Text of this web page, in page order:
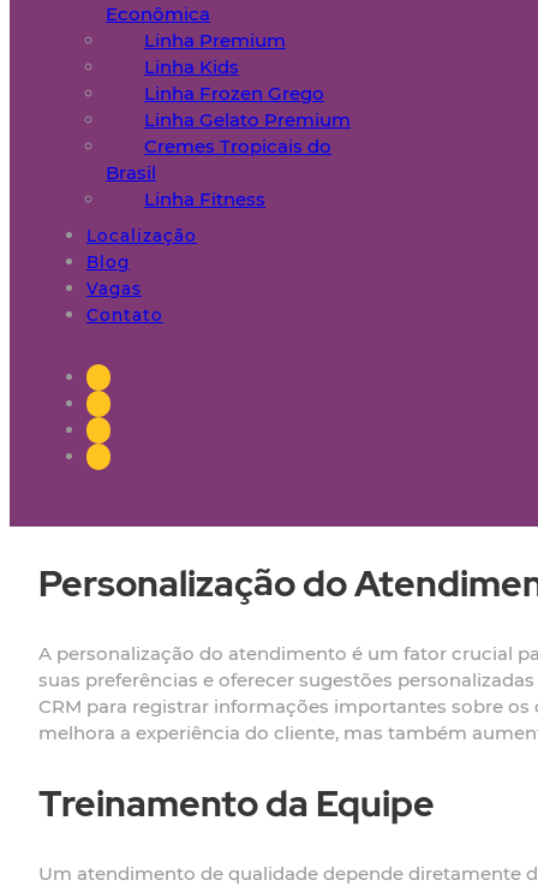
Econômica
Linha Premium
Linha Kids
Linha Frozen Grego
Linha Gelato Premium
Cremes Tropicais do
Brasil
Linha Fitness
Localização
Blog
Vagas
Contato
Personalização do
A personalização do atendimento é um fator crucial
suas preferências e oferecer sugestões
CRM para registrar informações importantes sobre
melhora a experiência do cliente, mas também
Treinamento da Equipe
Um atendimento de qualidade depende diretamente